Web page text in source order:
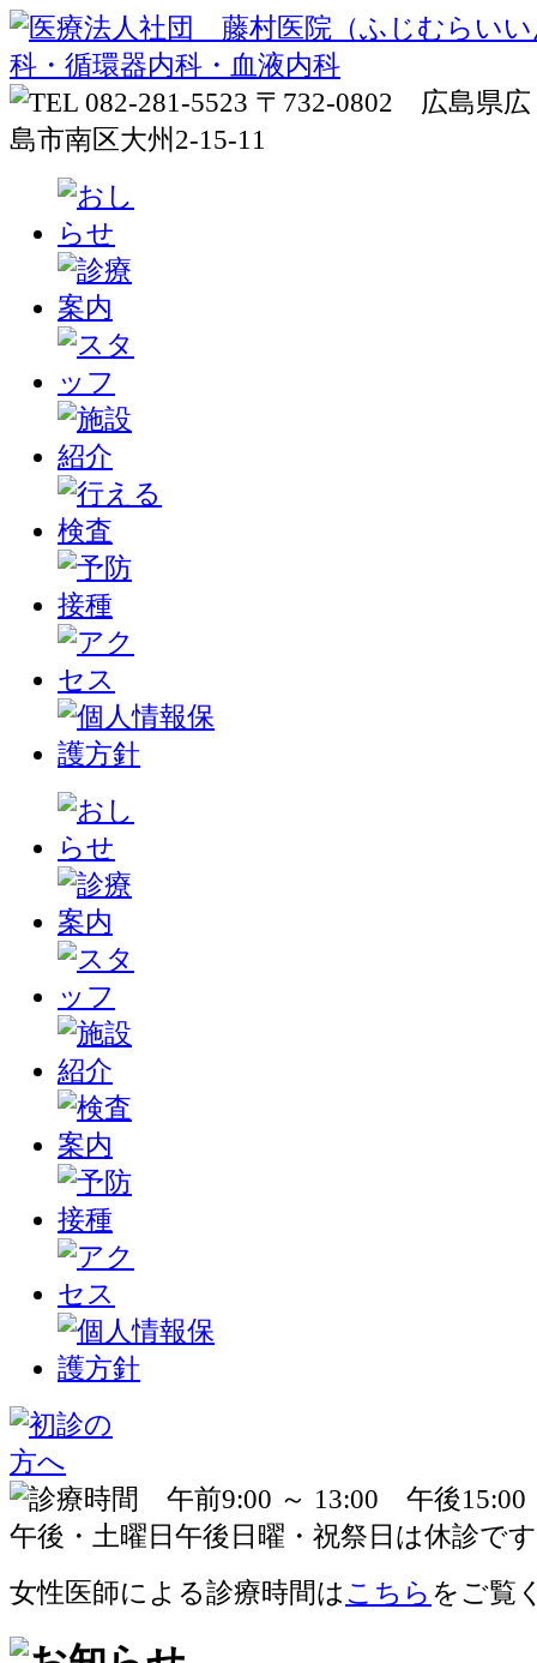
女性医師による診療時間は こちら をご覧